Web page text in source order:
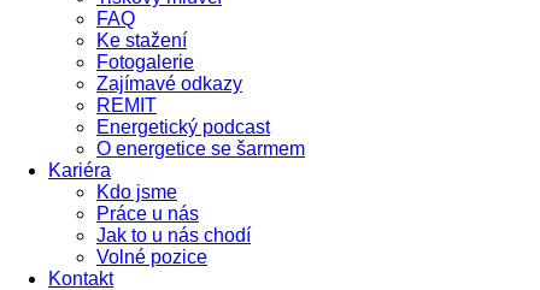
FAQ
Ke stažení
Fotogalerie
Zajímavé odkazy
REMIT
Energetický podcast
O energetice se šarmem
Kariéra
Kdo jsme
Práce u nás
Jak to u nás chodí
Volné pozice
Kontakt